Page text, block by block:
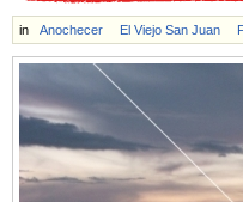
in Anochecer El Viejo San Juan